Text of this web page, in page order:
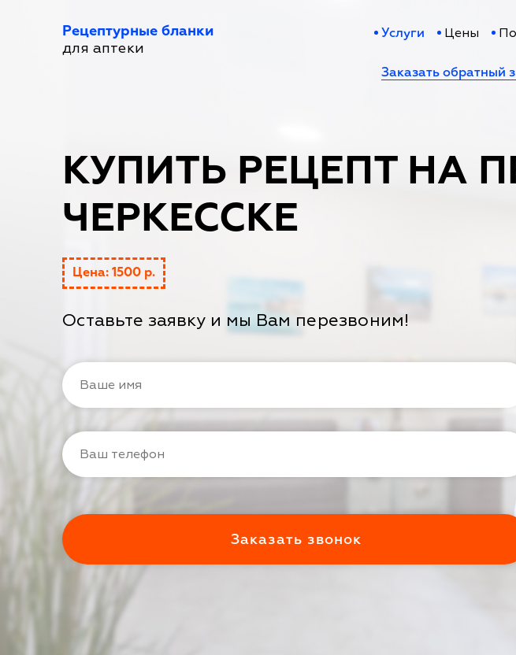
Рецептурные бланки
для аптеки
Услуги Цены
Заказать обратный
КУПИТЬ РЕЦЕПТ НА
ЧЕРКЕССКЕ
Цена: 1500 р.
Оставьте заявку и мы Вам перезвоним!